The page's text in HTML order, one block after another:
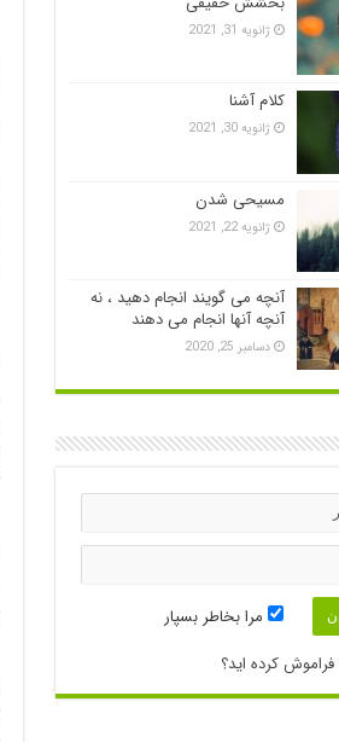
ژانویه 31, 2021
کلام آشنا
ژانویه 30, 2021
مسیحی شدن
ژانویه 22, 2021
آنچه می گویند انجام دهید ، نه
آنچه آنها انجام می دهند
دسامبر 25, 2020
مرا بخاطر بسپار
فراموش کرده اید؟